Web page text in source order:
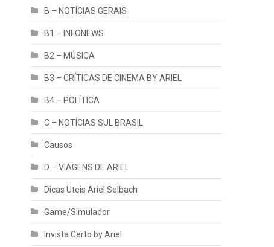
B – NOTÍCIAS GERAIS
B1 – INFONEWS
B2 – MÚSICA
B3 – CRÍTICAS DE CINEMA BY ARIEL
B4 – POLÍTICA
C – NOTÍCIAS SUL BRASIL
Causos
D – VIAGENS DE ARIEL
Dicas Uteis Ariel Selbach
Game/Simulador
Invista Certo by Ariel